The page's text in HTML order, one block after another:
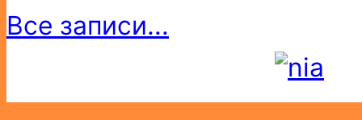
Все записи...